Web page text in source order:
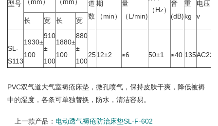
型号 （mm） （mm）
道
数
期
（min）
量
（L/min)
（Hz）
音
(dB)
重
kg
电压
v
长 宽 长 宽
SL-
S113
1930±
100
910
±
100
1880±
100
880
±
100
2512±2 ≥6 50±1 ≤40 135
PVC双气道大气室褥疮床垫，微孔喷气，保持皮肤干爽，降低被褥
中的湿度，各条可单独替换，防水，清洁容易。
上一款产品： 电动透气褥疮防治床垫SL-F-602